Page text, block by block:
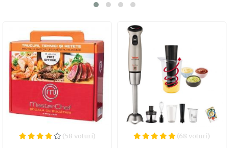
prin eleganța sa și te va transforma într-un adevărat
surprinde plăcut pe oricine dorești să îi oferi un cadou
deosebit. Simplu și practic, acest platou îți permite să îți
impresionezi invitații cu prăjituri delicioase, servite într-
un mod unic, care atrage toate privirile. Așadar, nu mai
sta pe gânduri și transformă momentele dulci într-o
adevărată experiență culinară cu ajutorul acestui platou
rotativ pentru prăjituri KingHoff KHF-4044!
(58 voturi) (68 voturi)